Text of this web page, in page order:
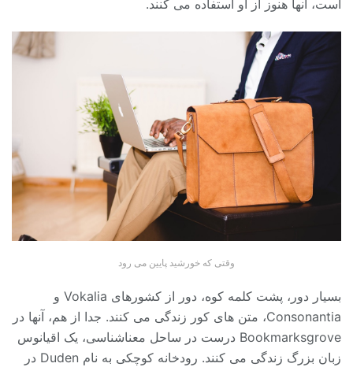
است، آنها هنوز از او استفاده می کنند.
وقتی که خورشید پایین می رود
بسیار دور، پشت کلمه کوه، دور از کشورهای Vokalia و
Consonantia، متن های کور زندگی می کنند. جدا از هم، آنها در
Bookmarksgrove درست در ساحل معناشناسی، یک اقیانوس
زبان بزرگ زندگی می کنند. رودخانه کوچکی به نام Duden در